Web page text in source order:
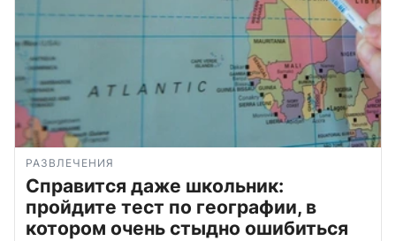
РАЗВЛЕЧЕНИЯ
Справится даже школьник:
пройдите тест по географии, в
котором очень стыдно ошибиться